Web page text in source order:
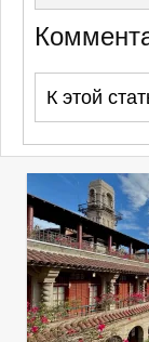
К этой